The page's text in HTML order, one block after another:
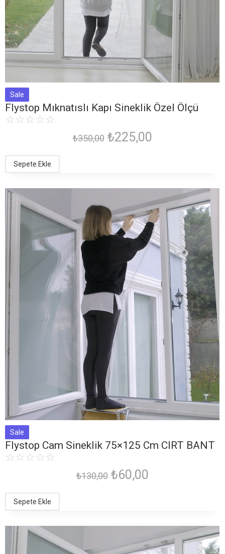
Sale
Flystop Mıknatıslı Kapı Sineklik Özel Ölçü
☆☆☆☆☆
₺350,00 ₺225,00
Sepete Ekle
Sale
Flystop Cam Sineklik 75×125 Cm CIRT BANT
☆☆☆☆☆
₺130,00 ₺60,00
Sepete Ekle